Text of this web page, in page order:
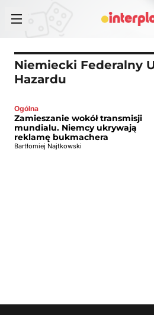
Niemiecki Federalny
Hazardu
Ogólna
Zamieszanie wokół transmisji
mundialu. Niemcy ukrywają
reklamę bukmachera
Bartłomiej Najtkowski